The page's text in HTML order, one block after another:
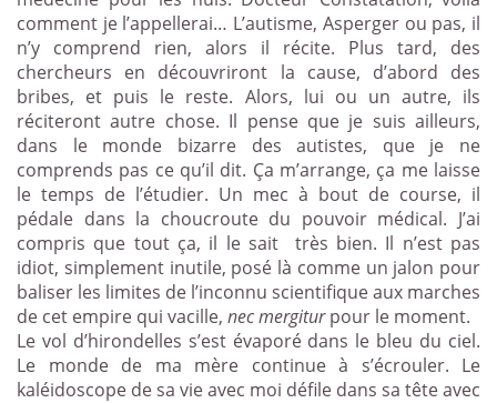
comment je l’appellerai… L’autisme, Asperger ou pas, il
n’y comprend rien, alors il récite. Plus tard, des
chercheurs en découvriront la cause, d’abord des
bribes, et puis le reste. Alors, lui ou un autre, ils
réciteront autre chose. Il pense que je suis ailleurs,
dans le monde bizarre des autistes, que je ne
comprends pas ce qu’il dit. Ça m’arrange, ça me laisse
le temps de l’étudier. Un mec à bout de course, il
pédale dans la choucroute du pouvoir médical. J’ai
compris que tout ça, il le sait
très bien. Il n’est pas
idiot, simplement inutile, posé là comme un jalon pour
baliser les limites de l’inconnu scientifique aux marches
de cet empire qui vacille, nec mergiturpour le moment.
Le vol d’hirondelles s’est évaporé dans le bleu du ciel.
Le monde de ma mère continue à s’écrouler. Le
kaléidoscope de sa vie avec moi défile dans sa tête avec